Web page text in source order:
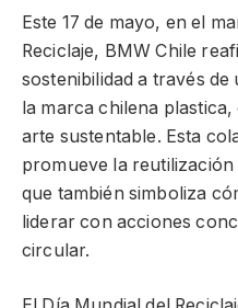
Este 17 de mayo, en el
Reciclaje, BMW Chile
sostenibilidad a través
la marca chilena
arte sustentable. Esta
promueve la
que también simboliza
liderar con acciones
circular.